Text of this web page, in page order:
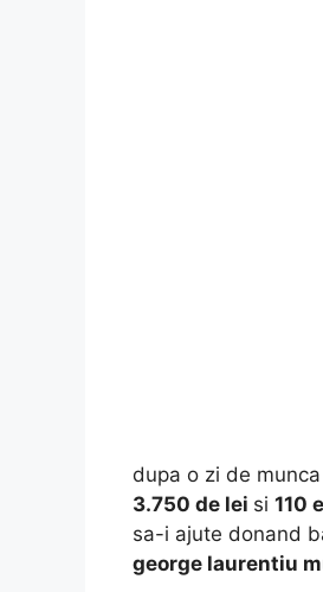
dupa o zi de
3.750 de lei si 110
sa-i ajute donand
george laurentiu